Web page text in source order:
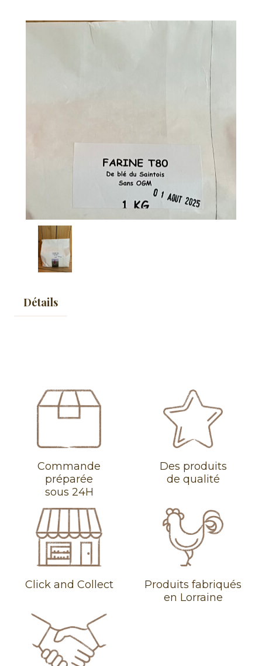
Détails
Commande
préparée
sous 24H
Des produits
de qualité
Click and Collect
Produits fabriqués
en Lorraine